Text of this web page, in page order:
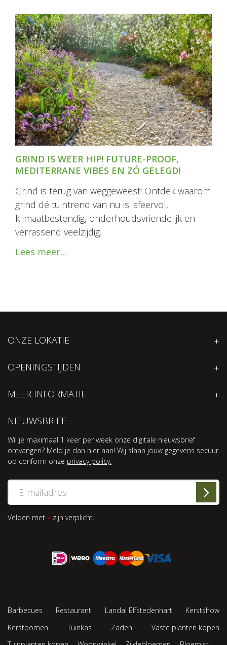
GRIND IS WEER HIP! FUTURE-PROOF,
MEDITERRANE VIBES EN ZÓ GELEGD!
Grind is terug van weggeweest! Ontdek waarom
grind dé tuintrend van nu is: sfeervol,
klimaatbestendig, onderhoudsvriendelijk en
verrassend veelzijdig.
Lees meer...
ONZE LOKATIE
OPENINGSTIJDEN
MEER INFORMATIE
NIEUWSBRIEF
Wil je maximaal 1 keer per week onze digitale nieuwsbrief
ontvangen? Meld je dan hier aan! Wij slaan jouw gegevens secuur
op conform onze privacy policy.
Velden met * zijn verplicht.
Barbecues Restaurant Landal Elfstedenhart
Kerstshow
Kerstbomen
Tuinkas Zaden
Vaste planten kopen